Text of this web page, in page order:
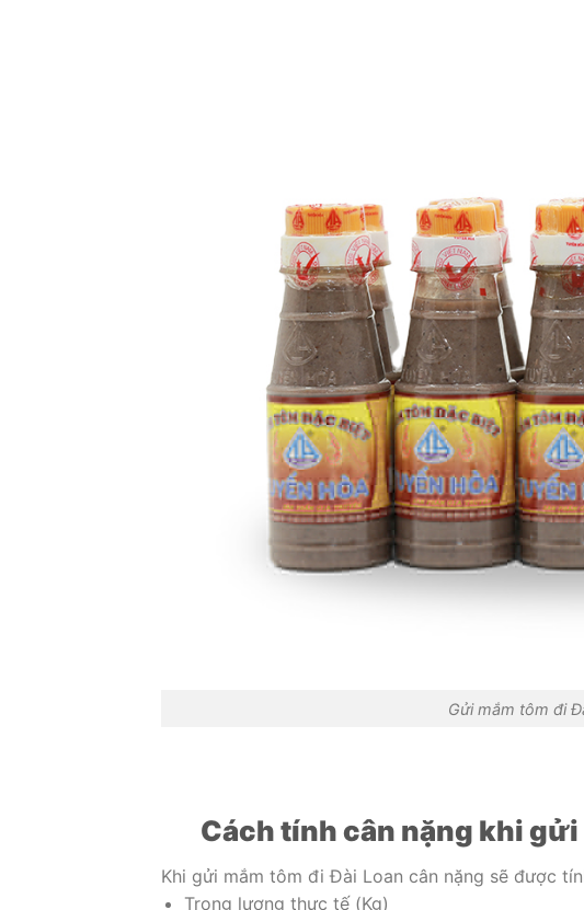
Gửi mắm tôm đi
Cách tính cân nặng khi
Khi gửi mắm tôm đi Đài Loan cân nặng sẽ được
Trọng lượng thực tế (Kg)